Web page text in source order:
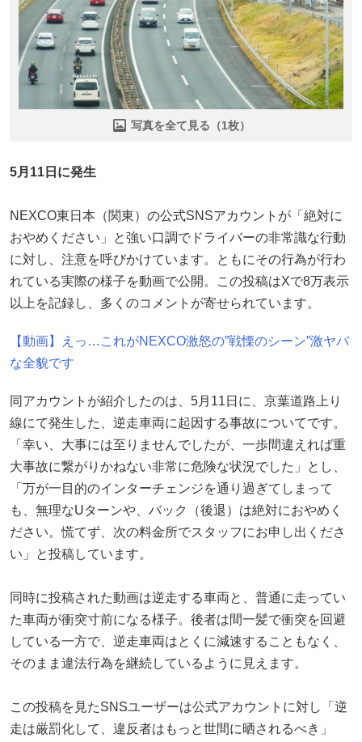
写真を全て見る（1枚）
5月11日に発生
NEXCO東日本（関東）の公式SNSアカウントが「絶対に
おやめください」と強い口調でドライバーの非常識な行動
に対し、注意を呼びかけています。ともにその行為が行わ
れている実際の様子を動画で公開。この投稿はXで8万表示
以上を記録し、多くのコメントが寄せられています。
【動画】えっ…これがNEXCO激怒の”戦慄のシーン”激ヤバ
な全貌です
同アカウントが紹介したのは、5月11日に、京葉道路上り
線にて発生した、逆走車両に起因する事故についてです。
「幸い、大事には至りませんでしたが、一歩間違えれば重
大事故に繋がりかねない非常に危険な状況でした」とし、
「万が一目的のインターチェンジを通り過ぎてしまって
も、無理なUターンや、バック（後退）は絶対におやめく
ださい。慌てず、次の料金所でスタッフにお申し出くださ
い」と投稿しています。
同時に投稿された動画は逆走する車両と、普通に走ってい
た車両が衝突寸前になる様子。後者は間一髪で衝突を回避
している一方で、逆走車両はとくに減速することもなく、
そのまま違法行為を継続しているように見えます。
この投稿を見たSNSユーザーは公式アカウントに対し「逆
走は厳罰化して、違反者はもっと世間に晒されるべき」